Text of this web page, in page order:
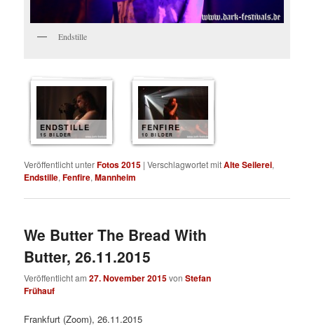
Endstille
ENDSTILLE
15 BILDER
FENFIRE
10 BILDER
Veröffentlicht unterFotos 2015 |Verschlagwortet mitAlte Seilerei,
Endstille,Fenfire,Mannheim
We Butter The Bread With
Butter, 26.11.2015
Veröffentlicht am27. November 2015vonStefan
Frühauf
Frankfurt (Zoom), 26.11.2015